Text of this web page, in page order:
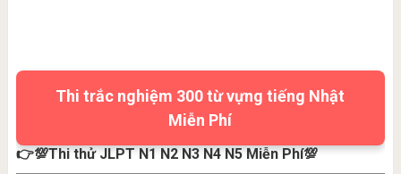
Thi trắc nghiệm 300 từ vựng tiếng Nhật
Miễn Phí
👉💯Thi thử JLPT N1 N2 N3 N4 N5 Miễn Phí💯